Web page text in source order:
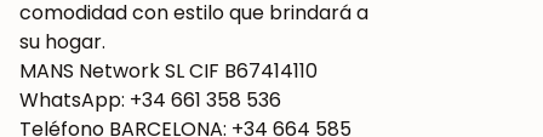
comodidad con estilo que brindará a
su hogar.
MANS Network SL CIF B67414110
WhatsApp: +34 661 358 536
Teléfono BARCELONA: +34 664 585